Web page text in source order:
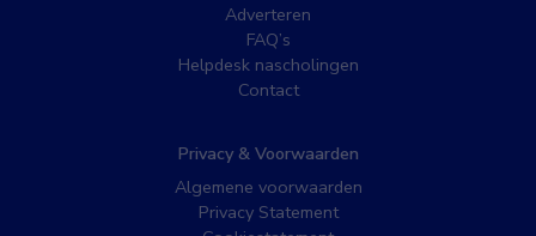
Adverteren
FAQ’s
Helpdesk nascholingen
Contact
Privacy & Voorwaarden
Algemene voorwaarden
Privacy Statement